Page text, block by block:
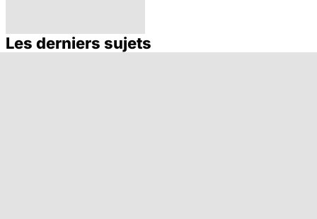
Les Français
Les derniers sujets